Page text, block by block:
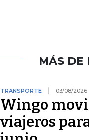
MÁS DE
TRANSPORTE 03/08/2026
Wingo
viajeros